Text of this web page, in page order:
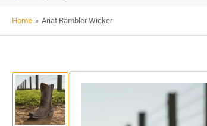
Home » Ariat Rambler Wicker
Load
image
1